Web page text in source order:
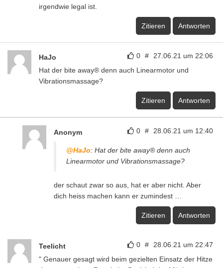
irgendwie legal ist.
Zitieren Antworten
0 # 27.06.21 um 22:06
HaJo
Hat der bite away® denn auch Linearmotor und
Vibrationsmassage?
Zitieren Antworten
0 # 28.06.21 um 12:40
Anonym
@HaJo: Hat der bite away® denn auch
Linearmotor und Vibrationsmassage?
der schaut zwar so aus, hat er aber nicht. Aber
dich heiss machen kann er zumindest …
Zitieren Antworten
0 # 28.06.21 um 22:47
Teelicht
" Genauer gesagt wird beim gezielten Einsatz der Hitze